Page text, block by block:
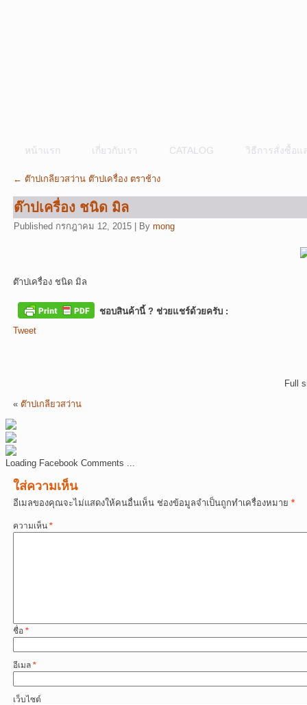
หน้าแรก เกี่ยวกับเรา CATALOG วิธีการสั่งซื้อแ
← ต๊าปเกลียวสว่าน ต๊าปเครื่อง ตราช้าง
ต๊าปเครื่อง ชนิด มิล
Published กรกฎาคม 12, 2015 By mong
ต๊าปเครื่อง ชนิด มิล
ชอบสินค้านี้ ? ช่วยแชร์ด้วยครับ :
Tweet
Full
« ต๊าปเกลียวสว่าน
Loading Facebook Comments ...
ใส่ความเห็น
อีเมลของคุณจะไม่แสดงให้คนอื่นเห็น ช่องข้อมูลจำเป็นถูกทำเครื่องหมาย *
ความเห็น *
ชื่อ *
อีเมล *
เว็บไซต์